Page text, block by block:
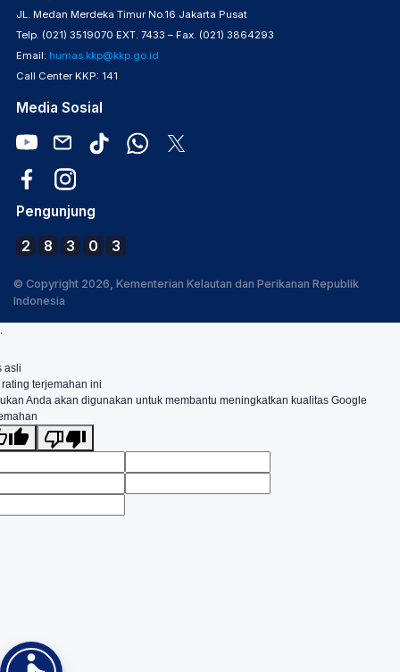
JL. Medan Merdeka Timur No.16 Jakarta Pusat
Telp. (021) 3519070 EXT. 7433 – Fax. (021) 3864293
Email: humas.kkp@kkp.go.id
Call Center KKP: 141
Media Sosial
Pengunjung
2 8 3 0 3
© Copyright 2026, Kementerian Kelautan dan Perikanan Republik
Indonesia
.
asli
terjemahan ini
Anda akan digunakan untuk membantu meningkatkan kualitas Google